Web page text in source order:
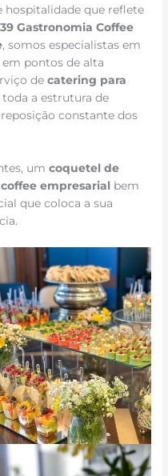
hospitalidade que reflete
Gastronomia Coffee
, somos especialistas em
pontos de alta
decatering para
a estrutura de
constante dos
umcoquetel de
empresarial bem
que coloca a sua